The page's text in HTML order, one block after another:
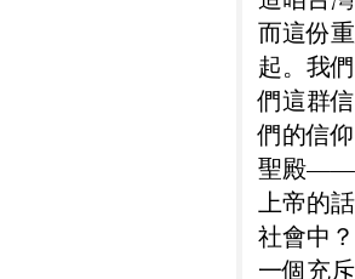
而這份
起。我
們這群
們的信
聖殿——
上帝的
社會中
一個充